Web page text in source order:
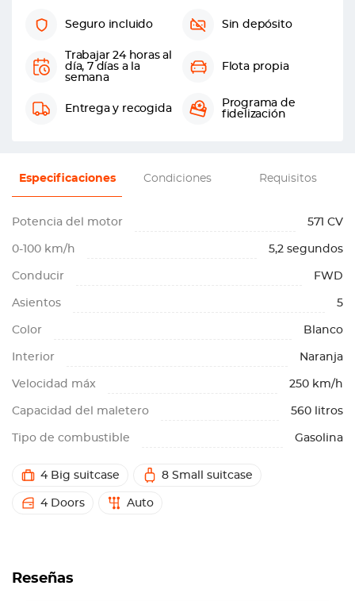
Seguro incluido Sin depósito
Trabajar 24 horas al
día, 7 días a la
semana
Flota propia
Entrega y recogida
Programa de
fidelización
Especificaciones Condiciones Requisitos
Potencia del motor 571 CV
0-100 km/h 5,2 segundos
Conducir FWD
Asientos 5
Color Blanco
Interior Naranja
Velocidad máx 250 km/h
Capacidad del maletero 560 litros
Tipo de combustible Gasolina
4 Big suitcase 8 Small suitcase
4 Doors Auto
Reseñas